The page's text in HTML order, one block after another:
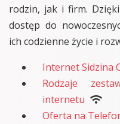
rodzin, jak i firm.
dostęp do
ich codzienne życie i
Internet Sidzina
Rodzaje
internetu
Oferta na